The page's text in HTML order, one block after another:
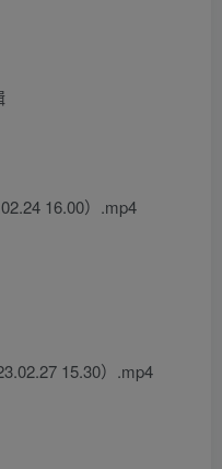
16.00）.mp4
15.30）.mp4